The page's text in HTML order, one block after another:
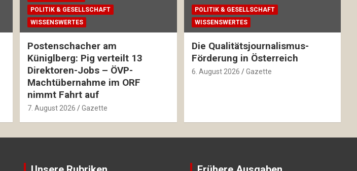
POLITIK & GESELLSCHAFT
WISSENSWERTES
Postenschacher am
Küniglberg: Pig verteilt 13
Direktoren-Jobs – ÖVP-
Machtübernahme im ORF
nimmt Fahrt auf
7. August 2026 Gazette
POLITIK & GESELLSCHAFT
WISSENSWERTES
Die Qualitätsjournalismus-
Förderung in Österreich
6. August 2026 Gazette